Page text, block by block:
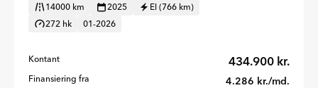
14000 km 2025
El (766 km)
272 hk
01-2026
Kontant 434.900 kr.
Finansiering fra 4.286 kr./md.